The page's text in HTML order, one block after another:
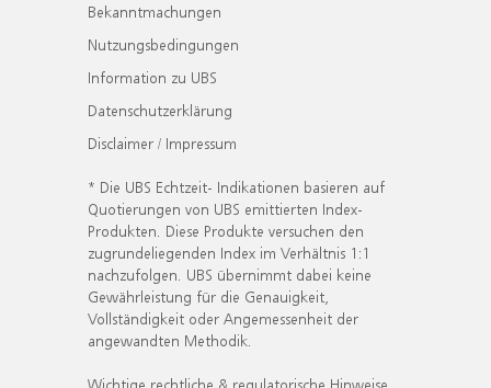
Bekanntmachungen
Nutzungsbedingungen
Information zu UBS
Datenschutzerklärung
Disclaimer / Impressum
* Die UBS Echtzeit- Indikationen basieren auf
Quotierungen von UBS emittierten Index-
Produkten. Diese Produkte versuchen den
zugrundeliegenden Index im Verhältnis 1:1
nachzufolgen. UBS übernimmt dabei keine
Gewährleistung für die Genauigkeit,
Vollständigkeit oder Angemessenheit der
angewandten Methodik.